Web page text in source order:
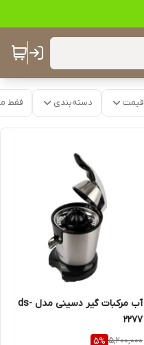
قیمت دسته‌بندی فقط
آب مرکبات گیر دسینی مدل ds-
2277
5,200,000
5%